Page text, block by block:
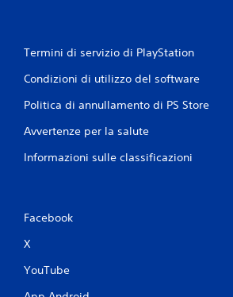
Termini di servizio di PlayStation
Condizioni di utilizzo del software
Politica di annullamento di PS Store
Avvertenze per la salute
Informazioni sulle classificazioni
Facebook
X
YouTube